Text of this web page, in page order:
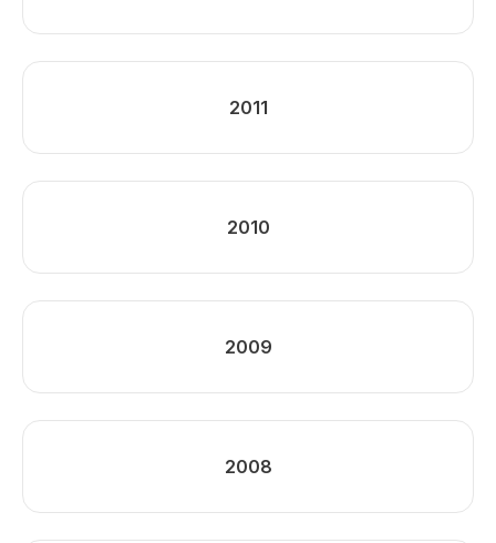
2011
2010
2009
2008